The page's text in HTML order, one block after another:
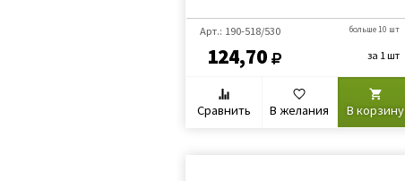
Арт.: 190-518/530
124,70
больше 10 шт
за 1 шт
Сравнить В желания В корзину